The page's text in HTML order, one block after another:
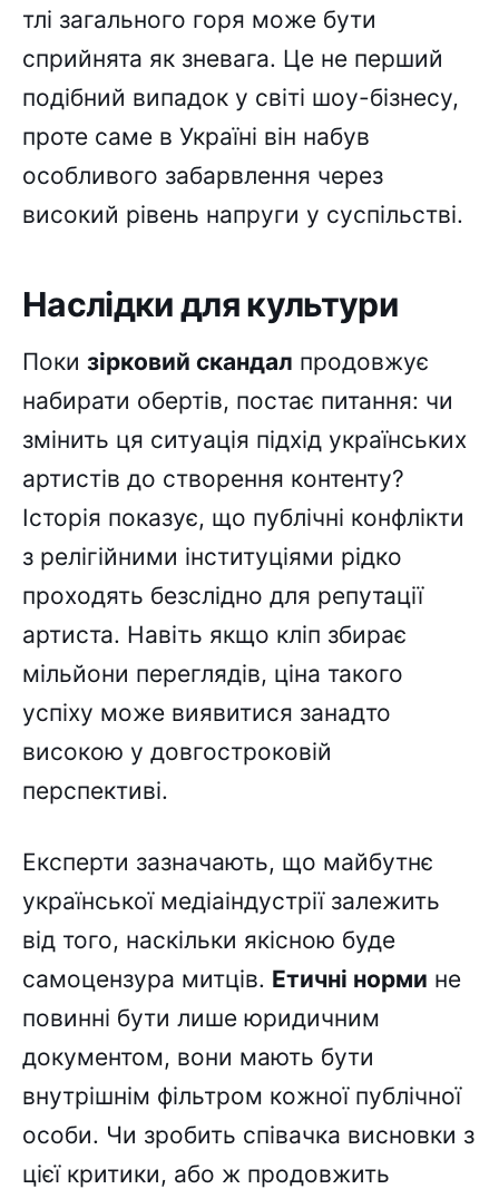
тлі загального горя може бути
сприйнята як зневага. Це не перший
подібний випадок у світі шоу-бізнесу,
проте саме в Україні він набув
особливого забарвлення через
високий рівень напруги у суспільстві.
Наслідки для культури
Поки зірковий скандал продовжує
набирати обертів, постає питання: чи
змінить ця ситуація підхід українських
артистів до створення контенту?
Історія показує, що публічні конфлікти
з релігійними інституціями рідко
проходять безслідно для репутації
артиста. Навіть якщо кліп збирає
мільйони переглядів, ціна такого
успіху може виявитися занадто
високою у довгостроковій
перспективі.
Експерти зазначають, що майбутнє
української медіаіндустрії залежить
від того, наскільки якісною буде
самоцензура митців. Етичні норми не
повинні бути лише юридичним
документом, вони мають бути
внутрішнім фільтром кожної публічної
особи. Чи зробить співачка висновки з
цієї критики, або ж продовжить